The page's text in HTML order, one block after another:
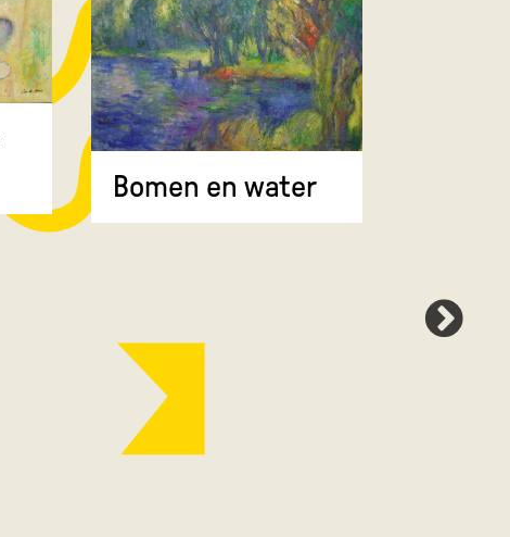
Bomen en water